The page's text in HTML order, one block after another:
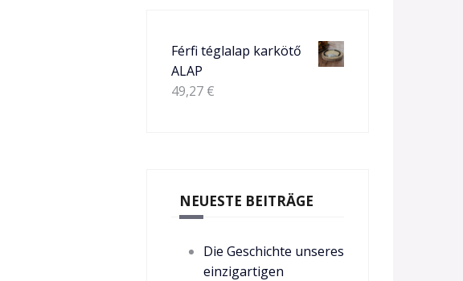
Férfi téglalap karkötő
ALAP
49,27 €
NEUESTE BEITRÄGE
Die Geschichte unseres
einzigartigen